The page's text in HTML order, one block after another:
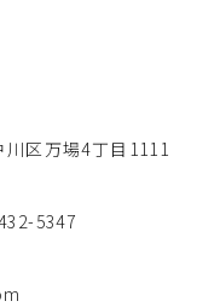
区万場4丁目1111
5347